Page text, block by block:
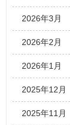
2026年3月
2026年2月
2026年1月
2025年12月
2025年11月